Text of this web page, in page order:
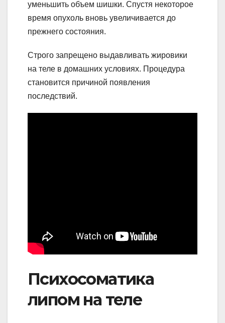
уменьшить объем шишки. Спустя некоторое
время опухоль вновь увеличивается до
прежнего состояния.
Строго запрещено выдавливать жировики
на теле в домашних условиях. Процедура
становится причиной появления
последствий.
Психосоматика
липом на теле